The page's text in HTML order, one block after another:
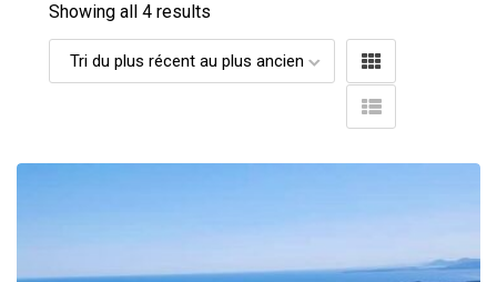
Showing all 4 results